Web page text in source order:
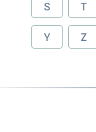
S T
Y Z